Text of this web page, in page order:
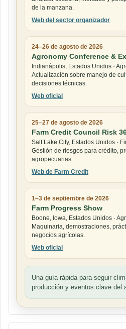
de la manzana.
Web del sector organizador
24–26 de agosto de 2026
Agronomy Conference &
Indianápolis, Estados Unidos ·
Actualización sobre manejo de
decisiones técnicas.
Web oficial
25–27 de agosto de 2026
Farm Credit Council Risk
Salt Lake City, Estados Unidos ·
Gestión de riesgos para crédito,
agropecuarias.
Web de Farm Credit
1–3 de septiembre de 2026
Farm Progress Show
Boone, Iowa, Estados Unidos ·
Maquinaria, demostraciones,
negocios agrícolas.
Web oficial
Una guía rápida para seguir
producción y eventos clave del